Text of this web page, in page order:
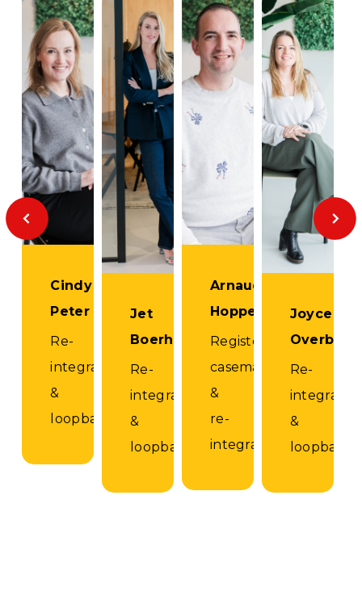
Cindy
Peter
Re-
integratie
&
loopbaancoach
Jet
Boerhave
Re-
integratie
&
loopbaancoach
Arnaud
Hoppes
Register
casemanager
&
re-
integratiecoach
Joyce
Overbeek
Re-
integratie
&